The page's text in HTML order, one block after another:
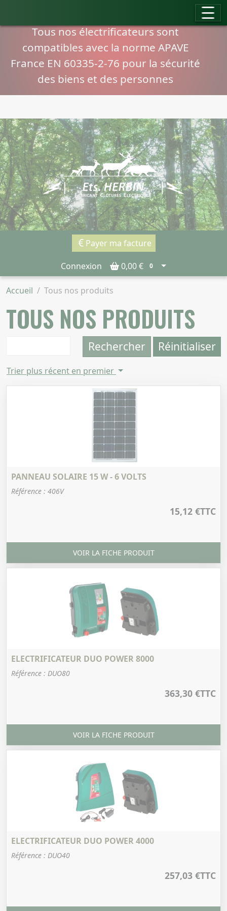
Tous nos électrificateurs sont
compatibles avec la norme APAVE
France EN 60335-2-76 pour la sécurité
des biens et des personnes
Payer ma facture
Connexion 0,00 € 0
Accueil Tous nos produits
TOUS NOS PRODUITS
Rechercher Réinitialiser
Trier plus récent en premier
PANNEAU SOLAIRE 15 W - 6 VOLTS
Référence : 406V
15,12 €TTC
VOIR LA FICHE PRODUIT
ELECTRIFICATEUR DUO POWER 8000
Référence : DUO80
363,30 €TTC
VOIR LA FICHE PRODUIT
ELECTRIFICATEUR DUO POWER 4000
Référence : DUO40
257,03 €TTC